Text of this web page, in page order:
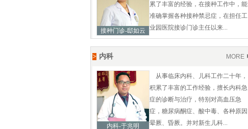
接种门诊-邸如云
累了丰富的经验，在接种工作中，能
准确掌握各种接种禁忌症，在担任工
业园医院接诊门诊主任以来...
> 内科 MORE
内科-于兆明
从事临床内科、儿科工作二十年，
积累了丰富的工作经验，擅长内科急
症的诊断与治疗，特别对高血压急
症，糖尿病酮症、酸中毒、各种原因
晕厥、昏厥。并对新生儿科...